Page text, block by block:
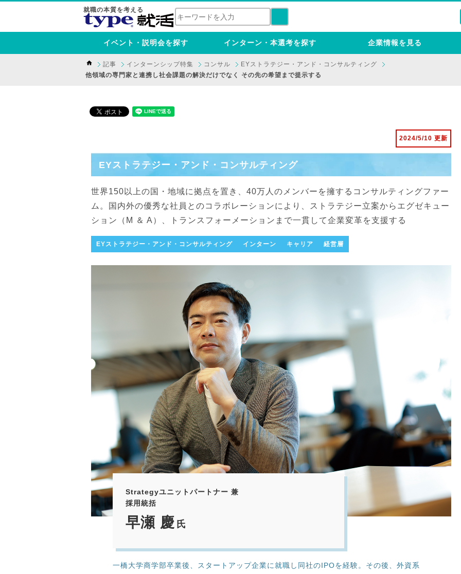
就職の本質を考える
イベント・説明会を探す インターン・本選考を探す 企業情報を見る
記事 インターンシップ特集 コンサル
EYストラテジー・アンド・コンサルティング
他領域の専門家と連携し社会課題の解決だけでなく その先の希望まで提示する
2024/5/10 更新
EYストラテジー・アンド・コンサルティング
世界150以上の国・地域に拠点を置き、40万人のメンバーを擁するコンサルティングファー
ム。国内外の優秀な社員とのコラボレーションにより、ストラテジー立案からエグゼキュー
ション（M ＆ A）、トランスフォーメーションまで一貫して企業変革を支援する
EYストラテジー・アンド・コンサルティング インターン キャリア 経営層
Strategyユニットパートナー 兼
採用統括
早瀬 慶 氏
一橋大学商学部卒業後、スタートアップ企業に就職し同社のIPOを経験。その後、外資系